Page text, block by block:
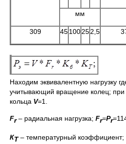
мм
309 45100252,5
Находим эквивалентную нагрузку
учитывающий вращение колец; при
кольца V=1.
Fr– радиальная нагрузка; Fr=Pr
КТ– температурный коэффициент;